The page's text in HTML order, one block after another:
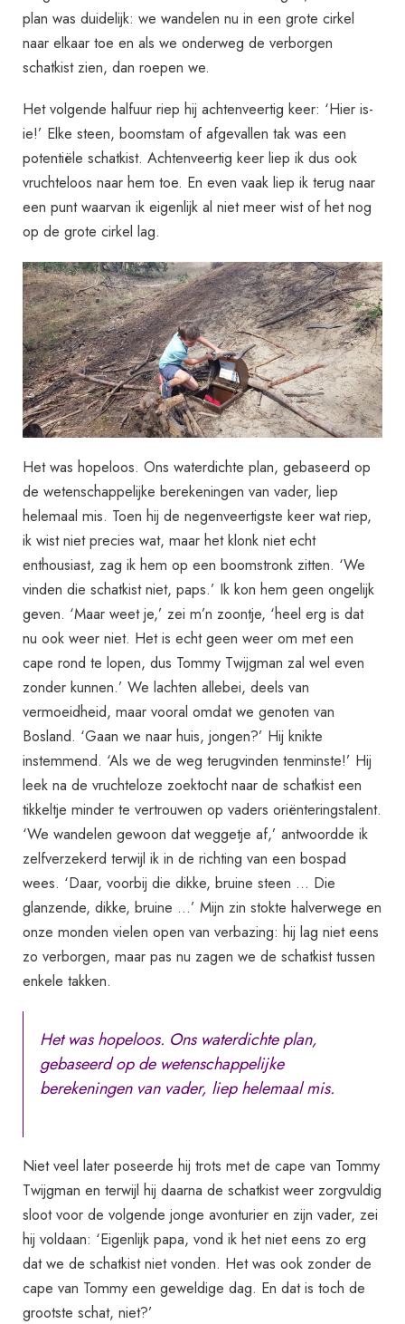
plan was duidelijk: we wandelen nu in een grote cirkel
naar elkaar toe en als we onderweg de verborgen
schatkist zien, dan roepen we.
Het volgende halfuur riep hij achtenveertig keer: ‘Hier is-
ie!’ Elke steen, boomstam of afgevallen tak was een
potentiële schatkist. Achtenveertig keer liep ik dus ook
vruchteloos naar hem toe. En even vaak liep ik terug naar
een punt waarvan ik eigenlijk al niet meer wist of het nog
op de grote cirkel lag.
Het was hopeloos. Ons waterdichte plan, gebaseerd op
de wetenschappelijke berekeningen van vader, liep
helemaal mis. Toen hij de negenveertigste keer wat riep,
ik wist niet precies wat, maar het klonk niet echt
enthousiast, zag ik hem op een boomstronk zitten. ‘We
vinden die schatkist niet, paps.’ Ik kon hem geen ongelijk
geven. ‘Maar weet je,’ zei m’n zoontje, ‘heel erg is dat
nu ook weer niet. Het is echt geen weer om met een
cape rond te lopen, dus Tommy Twijgman zal wel even
zonder kunnen.’ We lachten allebei, deels van
vermoeidheid, maar vooral omdat we genoten van
Bosland. ‘Gaan we naar huis, jongen?’ Hij knikte
instemmend. ‘Als we de weg terugvinden tenminste!’ Hij
leek na de vruchteloze zoektocht naar de schatkist een
tikkeltje minder te vertrouwen op vaders oriënteringstalent.
‘We wandelen gewoon dat weggetje af,’ antwoordde ik
zelfverzekerd terwijl ik in de richting van een bospad
wees. ‘Daar, voorbij die dikke, bruine steen … Die
glanzende, dikke, bruine …’ Mijn zin stokte halverwege en
onze monden vielen open van verbazing: hij lag niet eens
zo verborgen, maar pas nu zagen we de schatkist tussen
enkele takken.
Het was hopeloos. Ons waterdichte plan,
gebaseerd op de wetenschappelijke
berekeningen van vader, liep helemaal mis.
Niet veel later poseerde hij trots met de cape van Tommy
Twijgman en terwijl hij daarna de schatkist weer zorgvuldig
sloot voor de volgende jonge avonturier en zijn vader, zei
hij voldaan: ‘Eigenlijk papa, vond ik het niet eens zo erg
dat we de schatkist niet vonden. Het was ook zonder de
cape van Tommy een geweldige dag. En dat is toch de
grootste schat, niet?’